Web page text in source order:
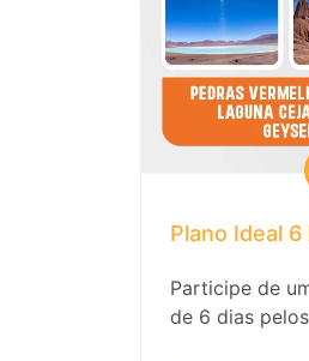
Plano Ideal
Participe de
de 6 dias